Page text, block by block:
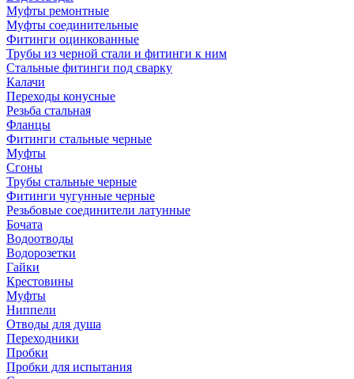
Муфты ремонтные
Муфты соединительные
Фитинги оцинкованные
Трубы из черной стали и фитинги к ним
Стальные фитинги под сварку
Калачи
Переходы конусные
Резьба стальная
Фланцы
Фитинги стальные черные
Муфты
Сгоны
Трубы стальные черные
Фитинги чугунные черные
Резьбовые соединители латунные
Бочата
Водоотводы
Водорозетки
Гайки
Крестовины
Муфты
Ниппели
Отводы для душа
Переходники
Пробки
Пробки для испытания